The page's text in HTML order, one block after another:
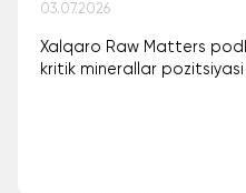
03.07.2026
Xalqaro Raw Matters
kritik minerallar